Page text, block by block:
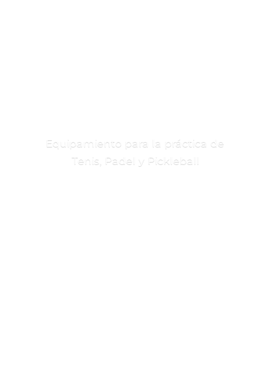
Equipamiento para la práctica de
Tenis, Padel
y Pickleball